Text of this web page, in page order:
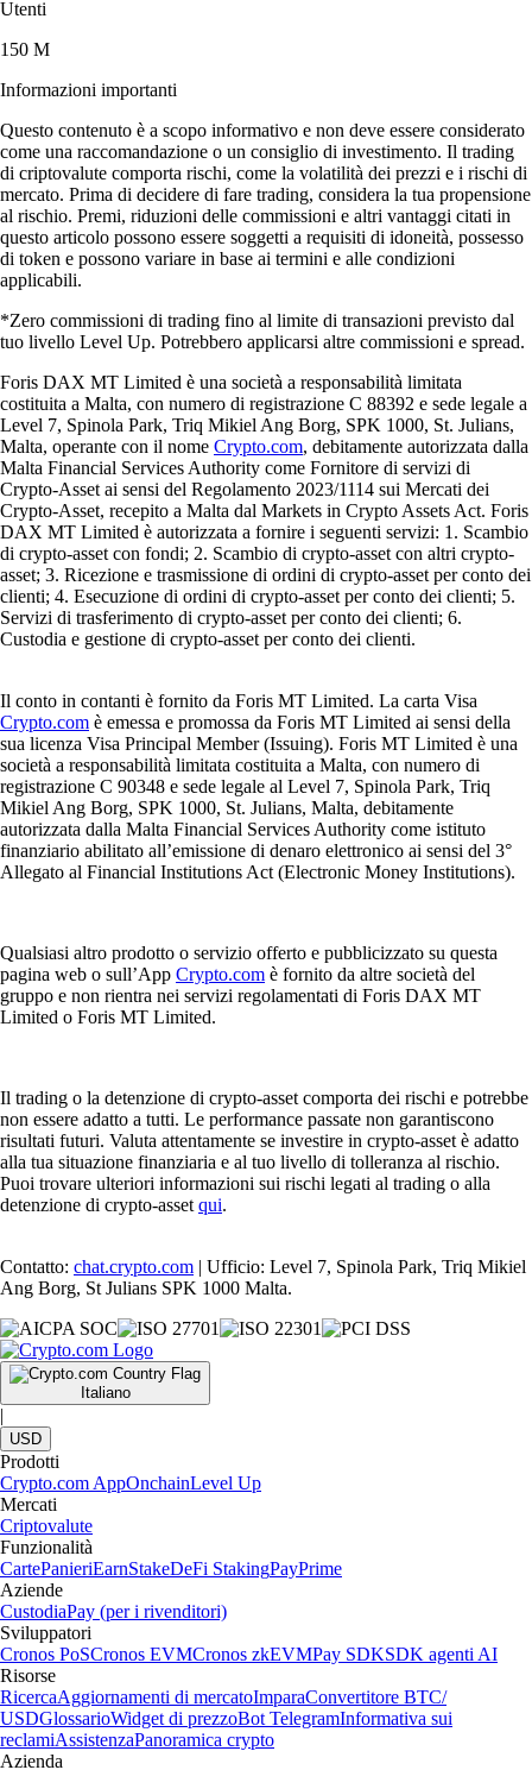
Utenti
150 M
Informazioni importanti
Questo contenuto è a scopo informativo e non deve essere considerato
come una raccomandazione o un consiglio di investimento. Il trading
di criptovalute comporta rischi, come la volatilità dei prezzi e i rischi di
mercato. Prima di decidere di fare trading, considera la tua propensione
al rischio. Premi, riduzioni delle commissioni e altri vantaggi citati in
questo articolo possono essere soggetti a requisiti di idoneità, possesso
di token e possono variare in base ai termini e alle condizioni
applicabili.
*Zero commissioni di trading fino al limite di transazioni previsto dal
tuo livello Level Up. Potrebbero applicarsi altre commissioni e spread.
Foris DAX MT Limited è una società a responsabilità limitata
costituita a Malta, con numero di registrazione C 88392 e sede legale a
Level 7, Spinola Park, Triq Mikiel Ang Borg, SPK 1000, St. Julians,
Malta, operante con il nome Crypto.com, debitamente autorizzata dalla
Malta Financial Services Authority come Fornitore di servizi di
Crypto-Asset ai sensi del Regolamento 2023/1114 sui Mercati dei
Crypto-Asset, recepito a Malta dal Markets in Crypto Assets Act. Foris
DAX MT Limited è autorizzata a fornire i seguenti servizi: 1. Scambio
di crypto-asset con fondi; 2. Scambio di crypto-asset con altri crypto-
asset; 3. Ricezione e trasmissione di ordini di crypto-asset per conto dei
clienti; 4. Esecuzione di ordini di crypto-asset per conto dei clienti; 5.
Servizi di trasferimento di crypto-asset per conto dei clienti; 6.
Custodia e gestione di crypto-asset per conto dei clienti.
Il conto in contanti è fornito da Foris MT Limited. La carta Visa
Crypto.com è emessa e promossa da Foris MT Limited ai sensi della
sua licenza Visa Principal Member (Issuing). Foris MT Limited è una
società a responsabilità limitata costituita a Malta, con numero di
registrazione C 90348 e sede legale al Level 7, Spinola Park, Triq
Mikiel Ang Borg, SPK 1000, St. Julians, Malta, debitamente
autorizzata dalla Malta Financial Services Authority come istituto
finanziario abilitato all’emissione di denaro elettronico ai sensi del 3°
Allegato al Financial Institutions Act (Electronic Money Institutions).
Qualsiasi altro prodotto o servizio offerto e pubblicizzato su questa
pagina web o sull’App Crypto.com è fornito da altre società del
gruppo e non rientra nei servizi regolamentati di Foris DAX MT
Limited o Foris MT Limited.
Il trading o la detenzione di crypto-asset comporta dei rischi e potrebbe
non essere adatto a tutti. Le performance passate non garantiscono
risultati futuri. Valuta attentamente se investire in crypto-asset è adatto
alla tua situazione finanziaria e al tuo livello di tolleranza al rischio.
Puoi trovare ulteriori informazioni sui rischi legati al trading o alla
detenzione di crypto-asset qui.
Contatto: chat.crypto.com | Ufficio: Level 7, Spinola Park, Triq Mikiel
Ang Borg, St Julians SPK 1000 Malta.
Italiano
|
USD
Prodotti
Crypto.com AppOnchainLevel Up
Mercati
Criptovalute
Funzionalità
CartePanieriEarnStakeDeFi StakingPayPrime
Aziende
CustodiaPay (per i rivenditori)
Sviluppatori
Cronos PoSCronos EVMCronos zkEVMPay SDKSDK agenti AI
Risorse
RicercaAggiornamenti di mercatoImparaConvertitore BTC/
USDGlossarioWidget di prezzoBot TelegramInformativa sui
reclamiAssistenzaPanoramica crypto
Azienda